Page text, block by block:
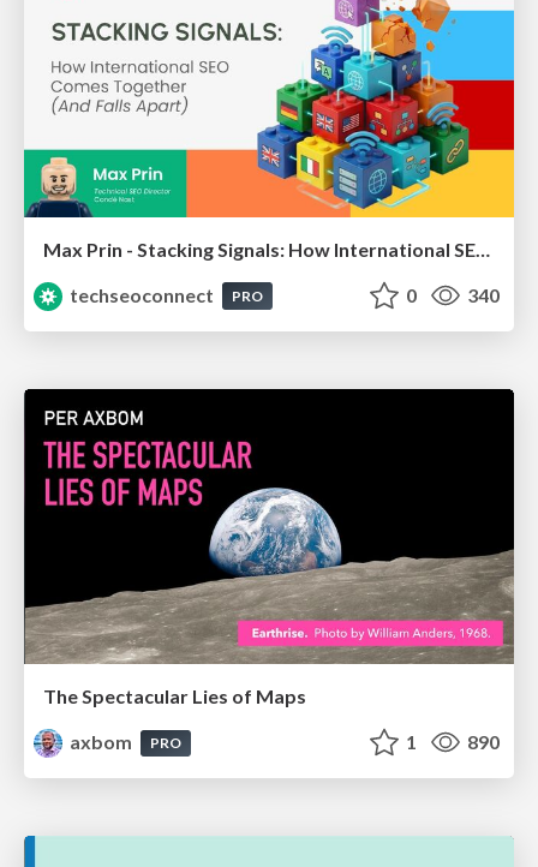
techseoconnect
PRO 0 340
The Spectacular Lies of Maps
axbom
PRO 1 890